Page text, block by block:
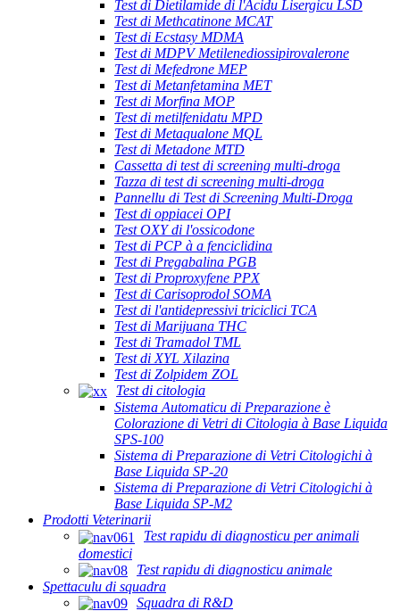
Test di Dietilamide di l'Acidu Lisergicu LSD
Test di Methcatinone MCAT
Test di Ecstasy MDMA
Test di MDPV Metilenediossipirovalerone
Test di Mefedrone MEP
Test di Metanfetamina MET
Test di Morfina MOP
Test di metilfenidatu MPD
Test di Metaqualone MQL
Test di Metadone MTD
Cassetta di test di screening multi-droga
Tazza di test di screening multi-droga
Pannellu di Test di Screening Multi-Droga
Test di oppiacei OPI
Test OXY di l'ossicodone
Test di PCP à a fenciclidina
Test di Pregabalina PGB
Test di Proproxyfene PPX
Test di Carisoprodol SOMA
Test di l'antidepressivi triciclici TCA
Test di Marijuana THC
Test di Tramadol TML
Test di XYL Xilazina
Test di Zolpidem ZOL
Test di citologia
Sistema Automaticu di Preparazione è
Colorazione di Vetri di Citologia à Base Liquida
SPS-100
Sistema di Preparazione di Vetri Citologichi à
Base Liquida SP-20
Sistema di Preparazione di Vetri Citologichi à
Base Liquida SP-M2
Prodotti Veterinarii
Test rapidu di diagnosticu per animali
domestici
Test rapidu di diagnosticu animale
Spettaculu di squadra
Squadra di R&D